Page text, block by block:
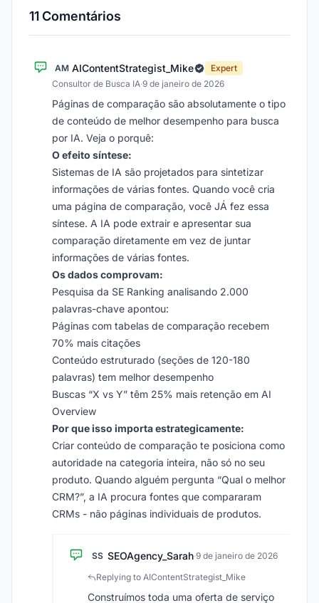
11 Comentários
AM AIContentStrategist_Mike
Expert
Consultor de Busca IA·9 de janeiro de 2026
Páginas de comparação são absolutamente o tipo
de conteúdo de melhor desempenho para busca
por IA. Veja o porquê:
O efeito síntese:
Sistemas de IA são projetados para sintetizar
informações de várias fontes. Quando você cria
uma página de comparação, você JÁ fez essa
síntese. A IA pode extrair e apresentar sua
comparação diretamente em vez de juntar
informações de várias fontes.
Os dados comprovam:
Pesquisa da SE Ranking analisando 2.000
palavras-chave apontou:
Páginas com tabelas de comparação recebem
70% mais citações
Conteúdo estruturado (seções de 120-180
palavras) tem melhor desempenho
Buscas “X vs Y” têm 25% mais retenção em AI
Overview
Por que isso importa estrategicamente:
Criar conteúdo de comparação te posiciona como
autoridade na categoria inteira, não só no seu
produto. Quando alguém pergunta “Qual o melhor
CRM?”, a IA procura fontes que compararam
CRMs - não páginas individuais de produtos.
SS SEOAgency_Sarah·9 de janeiro de 2026
Replying to AIContentStrategist_Mike
Construímos toda uma oferta de serviço